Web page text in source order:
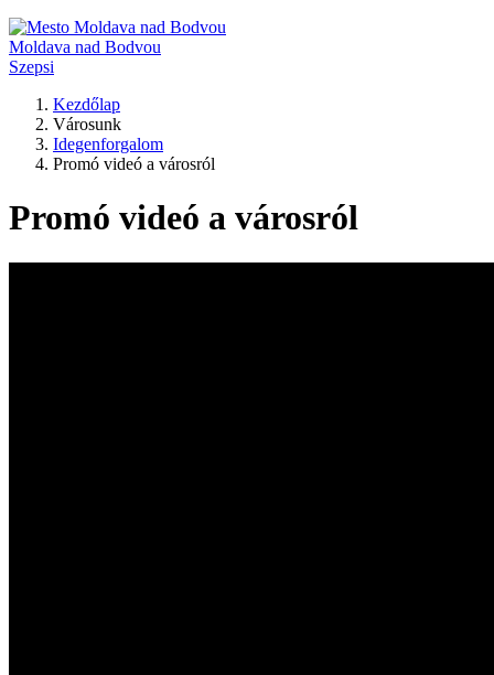
Moldava nad Bodvou
Szepsi
Kezdőlap
Városunk
Idegenforgalom
Promó videó a városról
Promó videó a városról